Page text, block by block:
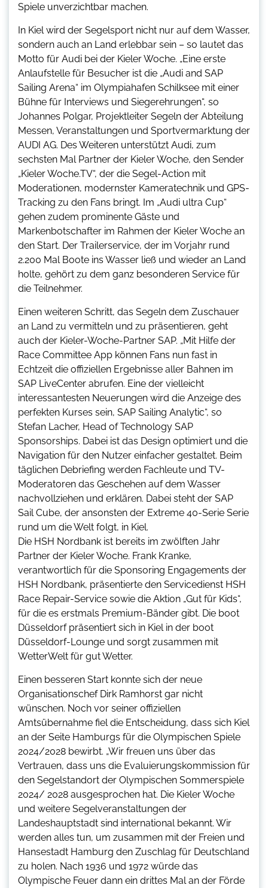
Spiele unverzichtbar machen.
In Kiel wird der Segelsport nicht nur auf dem Wasser,
sondern auch an Land erlebbar sein – so lautet das
Motto für Audi bei der Kieler Woche. „Eine erste
Anlaufstelle für Besucher ist die „Audi and SAP
Sailing Arena“ im Olympiahafen Schilksee mit einer
Bühne für Interviews und Siegerehrungen“, so
Johannes Polgar, Projektleiter Segeln der Abteilung
Messen, Veranstaltungen und Sportvermarktung der
AUDI AG. Des Weiteren unterstützt Audi, zum
sechsten Mal Partner der Kieler Woche, den Sender
„Kieler Woche.TV“, der die Segel-Action mit
Moderationen, modernster Kameratechnik und GPS-
Tracking zu den Fans bringt. Im „Audi ultra Cup“
gehen zudem prominente Gäste und
Markenbotschafter im Rahmen der Kieler Woche an
den Start. Der Trailerservice, der im Vorjahr rund
2.200 Mal Boote ins Wasser ließ und wieder an Land
holte, gehört zu dem ganz besonderen Service für
die Teilnehmer.
Einen weiteren Schritt, das Segeln dem Zuschauer
an Land zu vermitteln und zu präsentieren, geht
auch der Kieler-Woche-Partner SAP. „Mit Hilfe der
Race Committee App können Fans nun fast in
Echtzeit die offiziellen Ergebnisse aller Bahnen im
SAP LiveCenter abrufen. Eine der vielleicht
interessantesten Neuerungen wird die Anzeige des
perfekten Kurses sein, SAP Sailing Analytic“, so
Stefan Lacher, Head of Technology SAP
Sponsorships. Dabei ist das Design optimiert und die
Navigation für den Nutzer einfacher gestaltet. Beim
täglichen Debriefing werden Fachleute und TV-
Moderatoren das Geschehen auf dem Wasser
nachvollziehen und erklären. Dabei steht der SAP
Sail Cube, der ansonsten der Extreme 40-Serie Serie
rund um die Welt folgt, in Kiel.
Die HSH Nordbank ist bereits im zwölften Jahr
Partner der Kieler Woche. Frank Kranke,
verantwortlich für die Sponsoring Engagements der
HSH Nordbank, präsentierte den Servicedienst HSH
Race Repair-Service sowie die Aktion „Gut für Kids“,
für die es erstmals Premium-Bänder gibt. Die boot
Düsseldorf präsentiert sich in Kiel in der boot
Düsseldorf-Lounge und sorgt zusammen mit
WetterWelt für gut Wetter.
Einen besseren Start konnte sich der neue
Organisationschef Dirk Ramhorst gar nicht
wünschen. Noch vor seiner offiziellen
Amtsübernahme fiel die Entscheidung, dass sich Kiel
an der Seite Hamburgs für die Olympischen Spiele
2024/2028 bewirbt. „Wir freuen uns über das
Vertrauen, dass uns die Evaluierungskommission für
den Segelstandort der Olympischen Sommerspiele
2024/ 2028 ausgesprochen hat. Die Kieler Woche
und weitere Segelveranstaltungen der
Landeshauptstadt sind international bekannt. Wir
werden alles tun, um zusammen mit der Freien und
Hansestadt Hamburg den Zuschlag für Deutschland
zu holen. Nach 1936 und 1972 würde das
Olympische Feuer dann ein drittes Mal an der Förde